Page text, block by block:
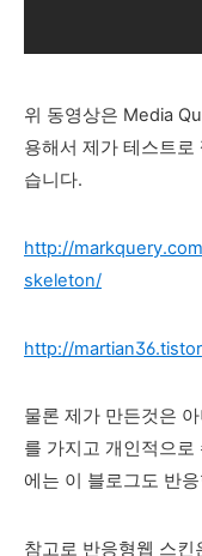
위 동영상은 Media
용해서 제가 테스트
습니다.
http://
skeleton/
http://
물론 제가 만든것은
를 가지고 개인적으
에는 이 블로그도 반
참고로 반응형웹 스킨